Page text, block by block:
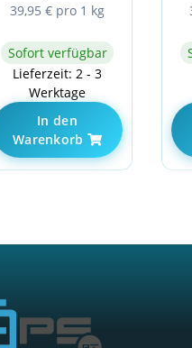
39,95 € pro 1 kg
Sofort verfügbar
Lieferzeit: 2 - 3
Werktage
In den
Warenkorb